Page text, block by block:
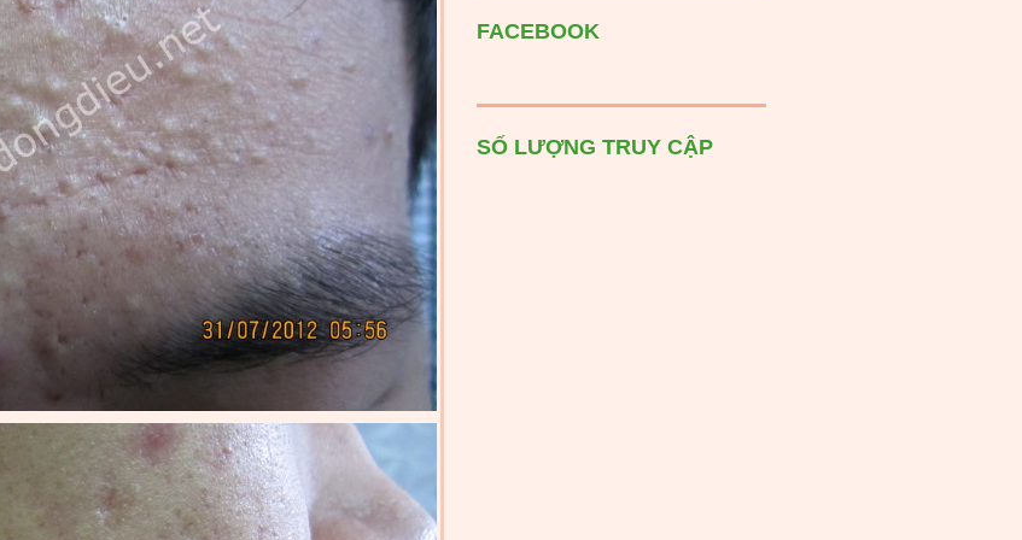
FACEBOOK
SỐ LƯỢNG TRUY CẬP